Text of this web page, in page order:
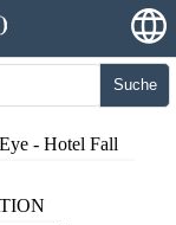
Suche
- Hotel Fall